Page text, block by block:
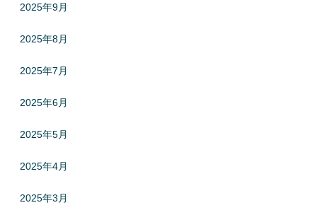
2025年9月
2025年8月
2025年7月
2025年6月
2025年5月
2025年4月
2025年3月